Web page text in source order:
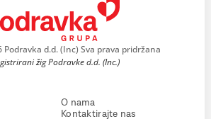
Podravka d.d. (Inc) Sva prava pridržana
žig Podravke d.d. (Inc.)
O nama
Kontaktirajte nas